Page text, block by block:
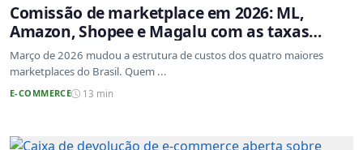
Comissão de marketplace em 2026: ML,
Amazon, Shopee e Magalu com as taxas
atualizadas
Março de 2026 mudou a estrutura de custos dos quatro maiores
marketplaces do Brasil. Quem ...
E-COMMERCE 13 min